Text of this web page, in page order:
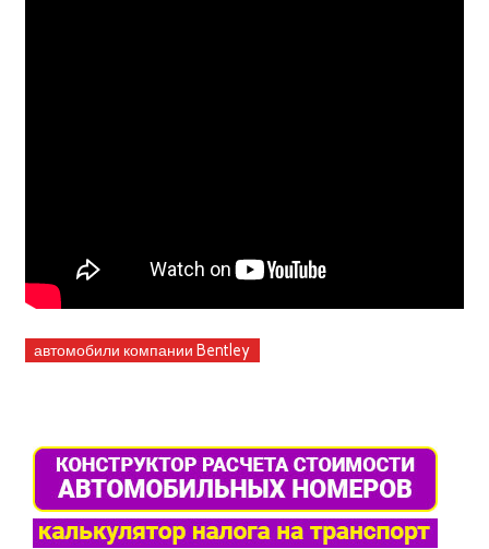
автомобили компании Bentley